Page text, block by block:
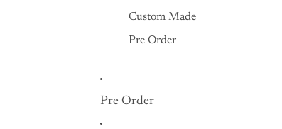
Custom Made
Pre Order
Pre Order